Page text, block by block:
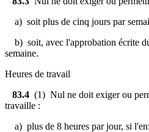
a) soit plus de cinq jours par
b) soit, avec l'approbation écrite
semaine.
Heures de travail
83.4 (1) Nul ne doit exiger ou
travaille :
a) plus de 8 heures par jour, si